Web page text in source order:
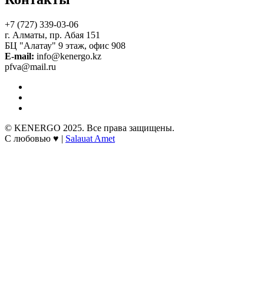
+7 (727) 339-03-06
г. Алматы, пр. Абая 151
БЦ "Алатау" 9 этаж, офис 908
E-mail: info@kenergo.kz
pfva@mail.ru
© KENERGO 2025. Все права защищены.
С любовью ♥ | Salauat Amet